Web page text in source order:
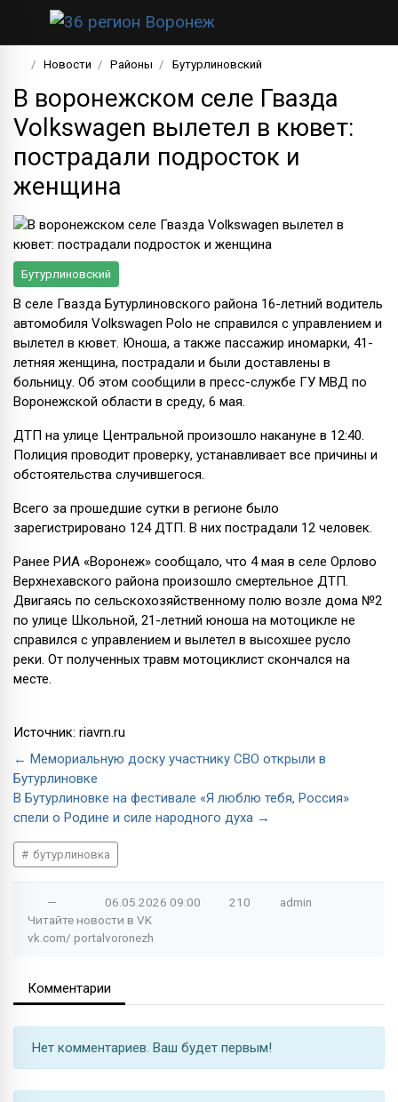
Новости Районы Бутурлиновский
В воронежском селе Гвазда
Volkswagen вылетел в кювет:
пострадали подросток и
женщина
Бутурлиновский
В селе Гвазда Бутурлиновского района 16-летний водитель
автомобиля Volkswagen Polo не справился с управлением и
вылетел в кювет. Юноша, а также пассажир иномарки, 41-
летняя женщина, пострадали и были доставлены в
больницу. Об этом сообщили в пресс-службе ГУ МВД по
Воронежской области в среду, 6 мая.
ДТП на улице Центральной произошло накануне в 12:40.
Полиция проводит проверку, устанавливает все причины и
обстоятельства случившегося.
Всего за прошедшие сутки в регионе было
зарегистрировано 124 ДТП. В них пострадали 12 человек.
Ранее РИА «Воронеж» сообщало, что 4 мая в селе Орлово
Верхнехавского района произошло смертельное ДТП.
Двигаясь по сельскохозяйственному полю возле дома №2
по улице Школьной, 21-летний юноша на мотоцикле не
справился с управлением и вылетел в высохшее русло
реки. От полученных травм мотоциклист скончался на
месте.
Источник: riavrn.ru
← Мемориальную доску участнику СВО открыли в
Бутурлиновке
В Бутурлиновке на фестивале «Я люблю тебя, Россия»
спели о Родине и силе народного духа →
бутурлиновка
— 06.05.2026 09:00 210
admin
Читайте новости в VK
vk.com/ portalvoronezh
Комментарии
Нет комментариев. Ваш будет первым!